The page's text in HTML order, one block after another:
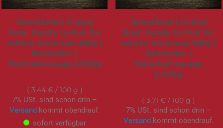
Streetfood | Pulled
Pork. Ready to Pull für
echtes American BBQ |
Bestseller |
Fleicheinwaage 2.500g
3,44 €/ 100 g
7% USt. sind schon drin –
Versandkommt obendrauf.
sofort verfügbar
Streetfood | Pulled
Beef. Ready to Pull für
echtes American BBQ |
Bestseller |
Fleischeinwaage
2.400g
3,71 € / 100 g
7% USt. sind schon drin –
Versandkommt obendrauf.